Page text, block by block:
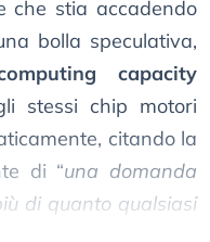
che stia accadendo
bolla speculativa,
capacity
stessi chip motori
citando la
di “una domanda
di quanto qualsiasi